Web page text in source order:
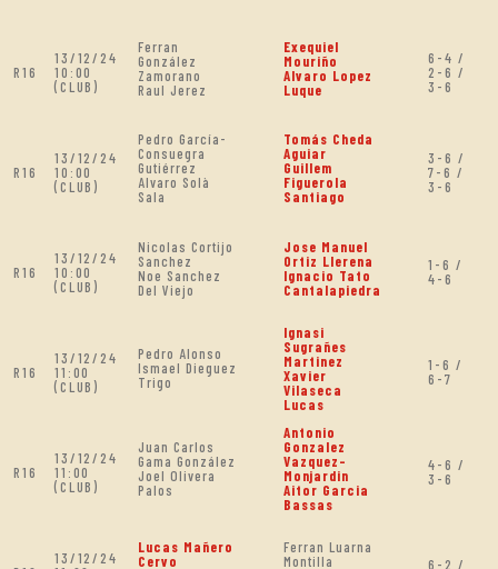
R16
13/12/24
10:00
(CLUB)
Ferran
González
Zamorano
Raul Jerez
Exequiel
Mouriño
Alvaro Lopez
Luque
6-4 /
2-6 /
3-6
R16
13/12/24
10:00
(CLUB)
Pedro García-
Consuegra
Gutiérrez
Alvaro Solà
Sala
Tomás Cheda
Aguiar
Guillem
Figuerola
Santiago
3-6 /
7-6 /
3-6
R16
13/12/24
10:00
(CLUB)
Nicolas Cortijo
Sanchez
Noe Sanchez
Del Viejo
Jose Manuel
Ortiz Llerena
Ignacio Tato
Cantalapiedra
1-6 /
4-6
R16
13/12/24
11:00
(CLUB)
Pedro Alonso
Ismael Dieguez
Trigo
Ignasi
Sugrañes
Martinez
Xavier
Vilaseca
Lucas
1-6 /
6-7
R16
13/12/24
11:00
(CLUB)
Juan Carlos
Gama González
Joel Olivera
Palos
Antonio
Gonzalez
Vazquez-
Monjardin
Aitor Garcia
Bassas
4-6 /
3-6
13/12/24
Lucas Mañero
Cervo
Ferran Luarna
Montilla
6-2 /